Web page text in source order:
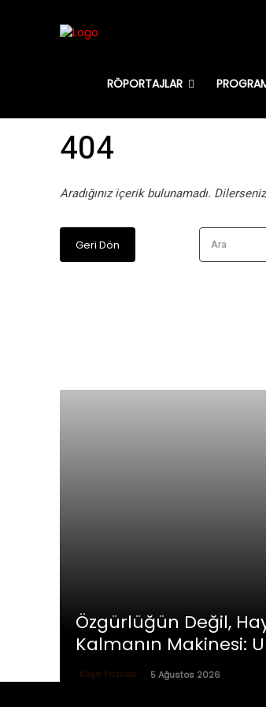
RÖPORTAJLAR
404
Aradığınız içerik bulunamadı.
Geri Dön Ara
Özgürlüğün Değil,
Kalmanın Makinesi:
Köşe Yazıları 5 Ağustos 2026